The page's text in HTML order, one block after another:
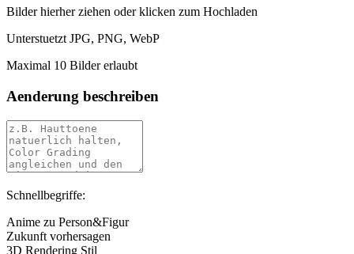
Bilder hierher ziehen oder klicken zum Hochladen
Unterstuetzt JPG, PNG, WebP
Maximal 10 Bilder erlaubt
Aenderung beschreiben
Schnellbegriffe:
Anime zu Person&Figur
Zukunft vorhersagen
3D Rendering Stil